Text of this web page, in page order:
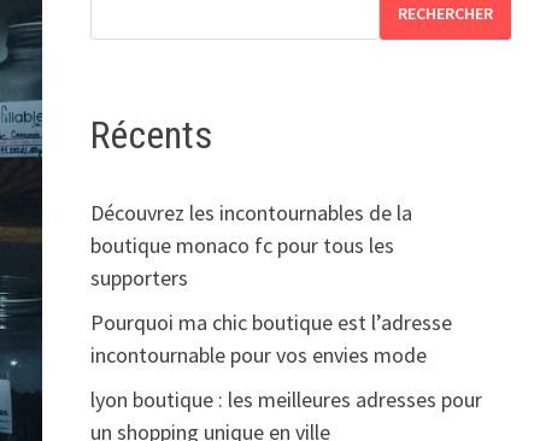
RECHERCHER
Récents
Découvrez les incontournables de la
boutique monaco fc pour tous les
supporters
Pourquoi ma chic boutique est l’adresse
incontournable pour vos envies mode
lyon boutique : les meilleures adresses pour
un shopping unique en ville